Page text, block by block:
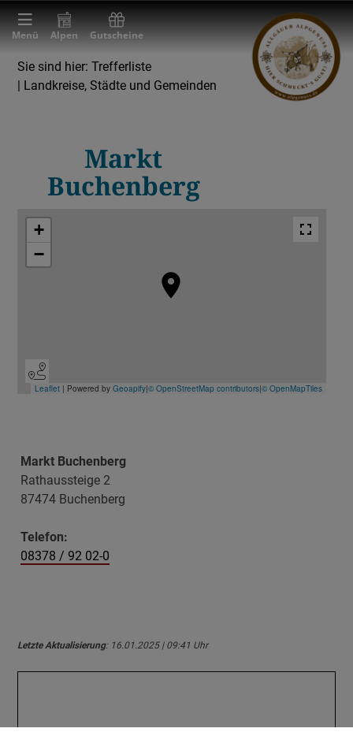
Menü Alpen Gutscheine
Sie sind hier: Trefferliste
| Landkreise, Städte und Gemeinden
Markt
Buchenberg
Markt Buchenberg
Rathaussteige 2
87474 Buchenberg
Telefon:
08378 / 92 02-0
Letzte Aktualisierung: 16.01.2025 | 09:41 Uhr